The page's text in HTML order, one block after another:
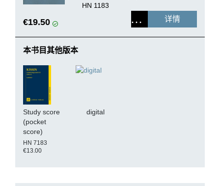
HN 1183
€19.50 详情
本书目其他版本
Study score
(pocket
score)
HN 7183
€13.00
digital